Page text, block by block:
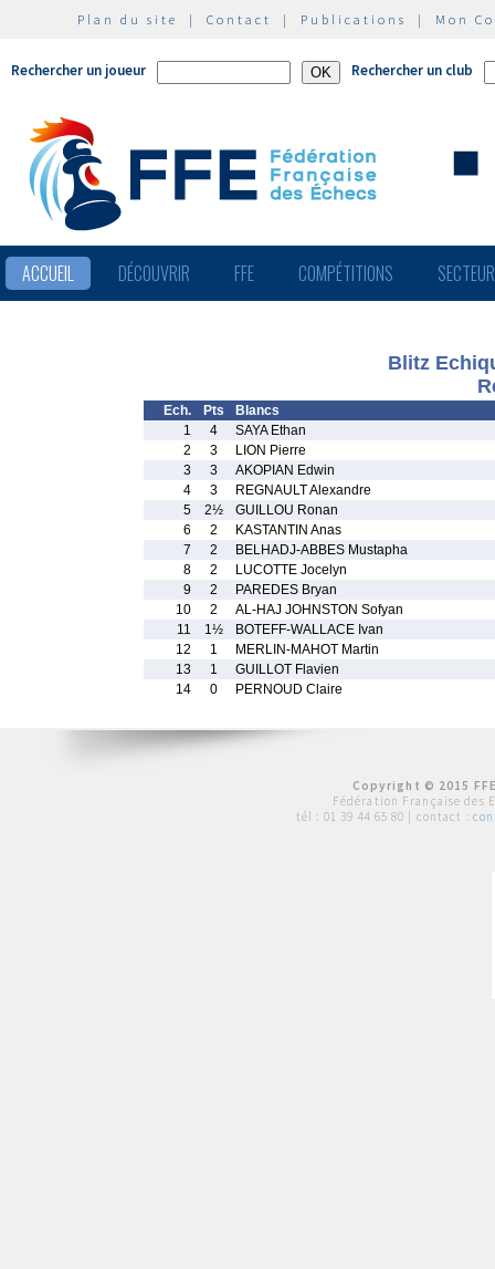
Plan du site | Contact | Publications | Mon
Rechercher un joueur Rechercher un club
ACCUEIL DÉCOUVRIR FFE COMPÉTITIONS
Blitz
Ech. Pts
Blancs
1
4
SAYA Ethan
2
3
LION Pierre
3
3
AKOPIAN Edwin
4
3
REGNAULT Alexandre
5
2½
GUILLOU Ronan
6
2
KASTANTIN Anas
7
2
BELHADJ-ABBES Mustapha
8
2
LUCOTTE Jocelyn
9
2
PAREDES Bryan
10
2
AL-HAJ JOHNSTON Sofyan
11
1½
BOTEFF-WALLACE Ivan
12
1
MERLIN-MAHOT Martin
13
1
GUILLOT Flavien
14
0 PERNOUD Claire
Copyright © 2015
Fédération Française des
tél : 01 39 44 65 80 | contact :